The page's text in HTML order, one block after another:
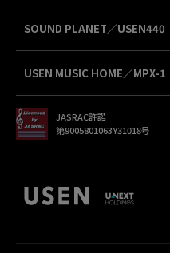
SOUND PLANET／USEN440
USEN MUSIC HOME／MPX-1
JASRAC許諾
第9005801063Y31018号